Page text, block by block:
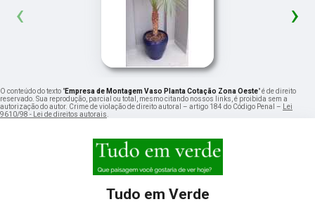
‹ ›
O conteúdo do texto "Empresa de Montagem Vaso Planta Cotação Zona Oeste" é de direito
reservado. Sua reprodução, parcial ou total, mesmo citando nossos links, é proibida sem a
autorização do autor. Crime de violação de direito autoral – artigo 184 do Código Penal –
Lei
9610/98 - Lei de direitos autorais
Tudo em Verde